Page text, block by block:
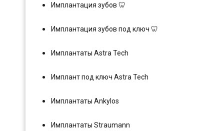
Имплантация зубов 🦷
Имплантация зубов под ключ 🦷
Имплантаты Astra Tech
Имплант под ключ Astra Tech
Имплантаты Ankylos
Имплантаты Straumann